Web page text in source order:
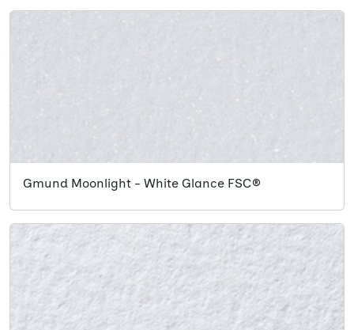
Gmund Moonlight - White Glance FSC®